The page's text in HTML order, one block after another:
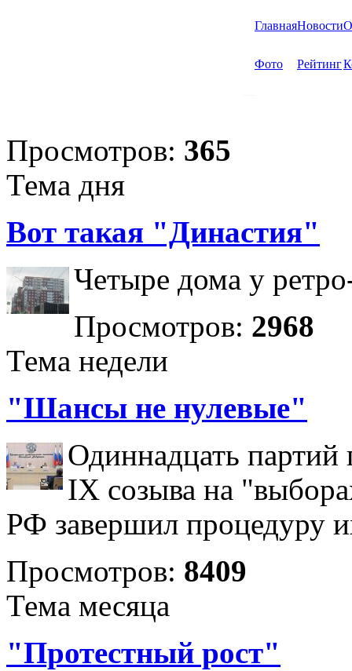
ГлавнаяНовости
Фото Рейтинг
Просмотров: 365
Тема дня
Вот такая "Династия"
Четыре дома у
Просмотров: 2968
Тема недели
"Шансы не нулевые"
Одиннадцать партий
IX созыва на
РФ завершил процедуру
Просмотров: 8409
Тема месяца
"Протестный рост"